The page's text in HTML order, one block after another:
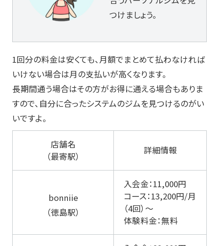
つけましょう。
1回分の料金は安くても、月額でまとめて払わなければ
いけない場合は月の支払いが高くなります。
長期間通う場合はその方がお得に通える場合もありま
すので、自分に合ったシステムのジムを見つけるのがい
いですよ。
店舗名
（最寄駅）
詳細情報
bonniie
（徳島駅）
入会金：11,000円
コース：13,200円/月
（4回）～
体験料金：無料